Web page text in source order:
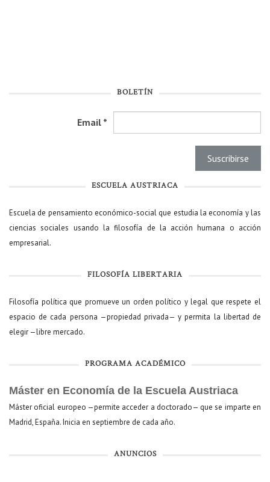
BOLETÍN
Email *
ESCUELA AUSTRIACA
Escuela de pensamiento económico-social que estudia la economía y las
ciencias sociales usando la filosofía de la acción humana o acción
empresarial.
FILOSOFÍA LIBERTARIA
Filosofía política que promueve un orden político y legal que respete el
espacio de cada persona —propiedad privada— y permita la libertad de
elegir —libre mercado.
PROGRAMA ACADÉMICO
Máster en Economía de la Escuela Austriaca
Máster oficial europeo —permite acceder a doctorado— que se imparte en
Madrid, España. Inicia en septiembre de cada año.
ANUNCIOS